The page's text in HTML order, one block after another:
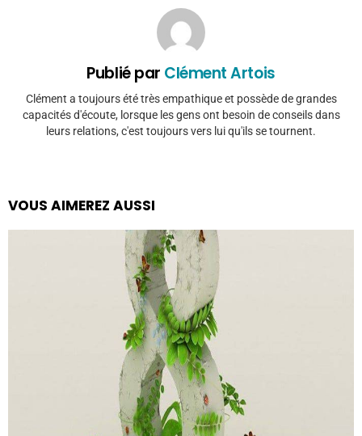
Publié par Clément Artois
Clément a toujours été très empathique et possède de grandes
capacités d'écoute, lorsque les gens ont besoin de conseils dans
leurs relations, c'est toujours vers lui qu'ils se tournent.
VOUS AIMEREZ AUSSI